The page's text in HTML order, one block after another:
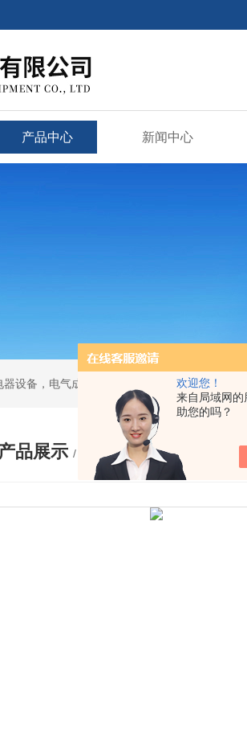
欢迎您！
来自局域网
助您的吗？
产品中心 新闻中心
设备，电气成套设备
产品展示 / PRODUCTS